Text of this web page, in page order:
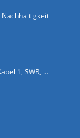
1, SWR, ...